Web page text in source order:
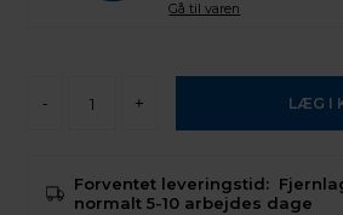
Gå til varen
- +
Forventet leveringstid:
normalt 5-10 arbejdes dage